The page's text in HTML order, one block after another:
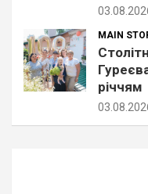
MAIN
річчям